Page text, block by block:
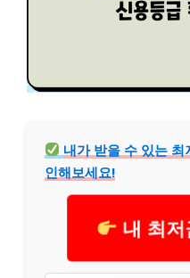
내가 받을 수 있는
인해보세요!
내 최